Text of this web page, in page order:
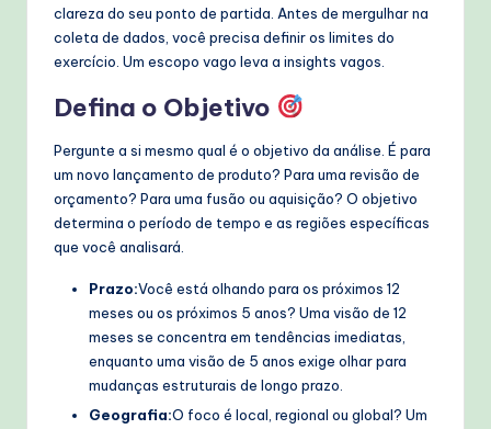
clareza do seu ponto de partida. Antes de mergulhar na
coleta de dados, você precisa definir os limites do
exercício. Um escopo vago leva a insights vagos.
Defina o Objetivo
Pergunte a si mesmo qual é o objetivo da análise. É para
um novo lançamento de produto? Para uma revisão de
orçamento? Para uma fusão ou aquisição? O objetivo
determina o período de tempo e as regiões específicas
que você analisará.
Prazo:Você está olhando para os próximos 12
meses ou os próximos 5 anos? Uma visão de 12
meses se concentra em tendências imediatas,
enquanto uma visão de 5 anos exige olhar para
mudanças estruturais de longo prazo.
Geografia:O foco é local, regional ou global? Um